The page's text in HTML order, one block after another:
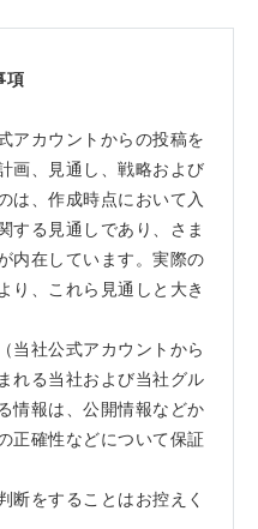
項
アカウントからの投稿を
画、見通し、戦略および
は、作成時点において入
する見通しであり、さま
内在しています。実際の
り、これら見通しと大き
当社公式アカウントから
れる当社および当社グル
情報は、公開情報などか
正確性などについて保証
断をすることはお控えく